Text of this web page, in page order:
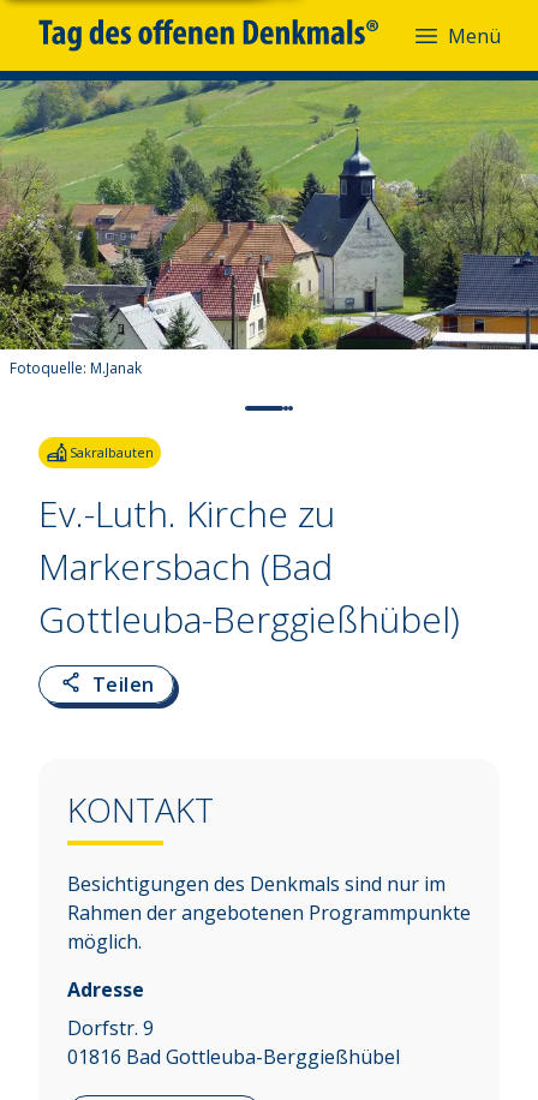
Menü
Fotoquelle: M.Janak
Sakralbauten
Ev.-Luth. Kirche zu
Markersbach (Bad
Gottleuba-Berggießhübel)
Teilen
KONTAKT
Besichtigungen des Denkmals sind nur im
Rahmen der angebotenen Programmpunkte
möglich.
Adresse
Dorfstr. 9
01816 Bad Gottleuba-Berggießhübel